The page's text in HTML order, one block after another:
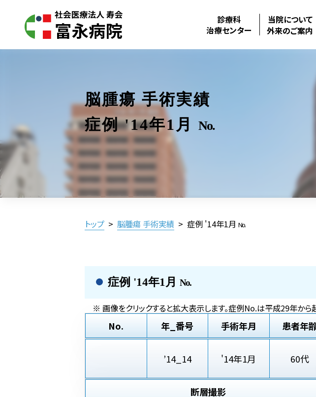
診療科
治療センター
当院について
外来のご案内
脳腫瘍 手術実績
症例 '14年1月
No.
トップ > 脳腫瘍 手術実績 > 症例 '14年1月No.
症例 '14年1月 No.
※ 画像をクリックすると拡大表示します。症例No.は平成29年から
No. 年_番号 手術年月 患者年
’14_14 '14年1月 60代
断層撮影